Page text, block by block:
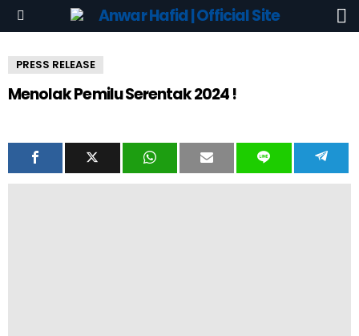
PRESS RELEASE
Menolak Pemilu Serentak 2024 !